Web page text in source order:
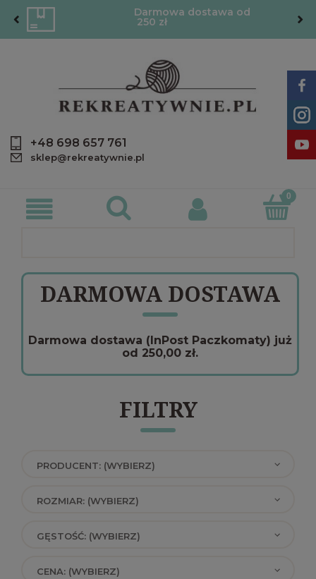
Darmowa dostawa od
250 zł
+48 698 657 761
sklep@rekreatywnie.pl
DARMOWA DOSTAWA
Darmowa dostawa (InPost Paczkomaty) już
od 250,00 zł.
FILTRY
PRODUCENT: (WYBIERZ)
ROZMIAR: (WYBIERZ)
GĘSTOŚĆ: (WYBIERZ)
CENA: (WYBIERZ)